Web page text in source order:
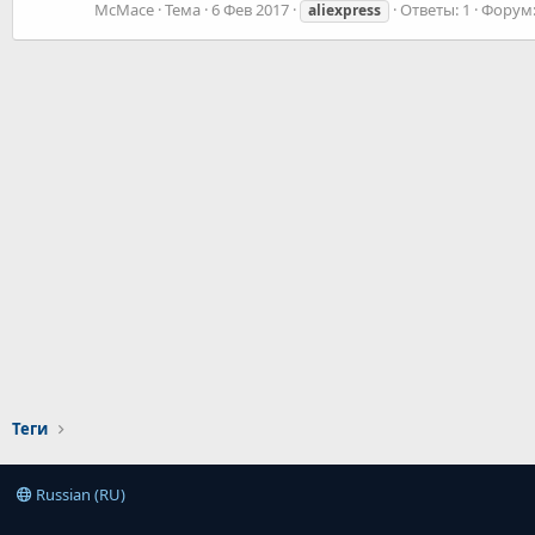
McMace Тема 6 Фев 2017 aliexpress Ответы: 1 Форум:
Теги
Russian (RU)